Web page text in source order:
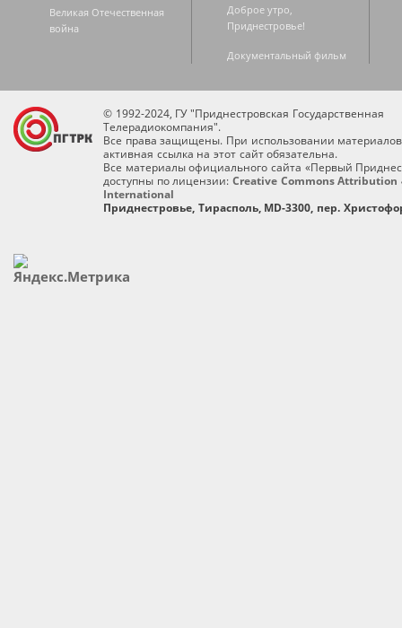
Великая Отечественная
война
Доброе утро,
Приднестровье!
Документальный фильм
© 1992-2024, ГУ "Приднестровская Государственная
Телерадиокомпания".
Все права защищены. При использовании
активная ссылка на этот сайт обязательна.
Все материалы официального сайта «Первый
доступны по лицензии: Creative Commons Attribution
International
Приднестровье, Тирасполь, MD-3300, пер.